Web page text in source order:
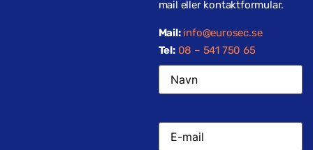
mail eller kontaktformular.
Mail: info@eurosec.se
Tel: 08 – 541 750 65
Navn*
E-
mail**